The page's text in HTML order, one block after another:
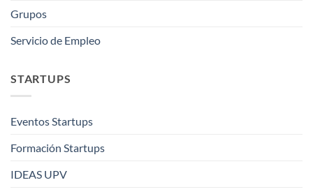
Grupos
Servicio de Empleo
STARTUPS
Eventos Startups
Formación Startups
IDEAS UPV